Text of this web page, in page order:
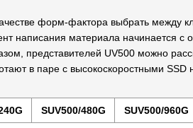
форм-фактора выбрать между
написания материала начинается с
представителей UV500 можно
в паре с высокоскоростными
SUV500/480G SUV500/960G